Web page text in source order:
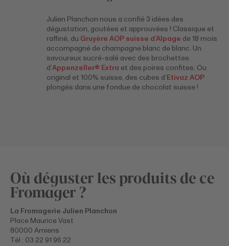
Julien Planchon nous a confié 3 idées des
dégustation, goutées et approuvées ! Classique et
raffiné, du Gruyère AOP suisse d’Alpage de 18 mois
accompagné de champagne blanc de blanc. Un
savoureux sucré-salé avec des brochettes
d’Appenzeller® Extra et des poires confites. Ou
original et 100% suisse, des cubes d’Etivaz AOP
plongés dans une fondue de chocolat suisse !
Où déguster les produits de ce
Fromager ?
La Fromagerie Julien Planchon
Place Maurice Vast
80000 Amiens
Tél : 03 22 91 96 22